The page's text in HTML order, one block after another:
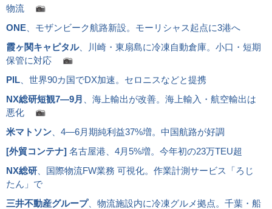
物流
ONE 、モザンビーク航路新設。モーリシャス起点に3港へ
霞ヶ関キャピタル、川崎・東扇島に冷凍自動倉庫。小口・短期
保管に対応
PIL 、世界90カ国でDX加速。セロニスなどと提携
NX総研短観7―9月
、海上輸出が改善。海上輸入・航空輸出は
悪化
米マトソン 、4―6月期純利益37%増。中国航路が好調
[外貿コンテナ] 名古屋港、4月5%増。今年初の23万TEU超
NX総研 、国際物流FW業務 可視化。作業計測サービス「ろじ
たん」で
三井不動産グループ、物流施設内に冷凍グルメ拠点。千葉・船